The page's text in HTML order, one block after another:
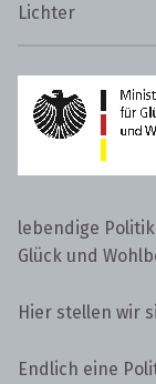
Lichter
lebendige
Glück und
Hier stellen wir
Endlich eine